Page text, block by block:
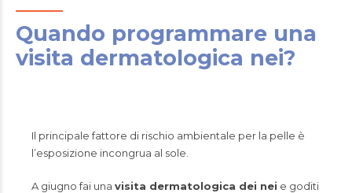
Quando programmare una
visita dermatologica nei?
Il principale fattore di rischio ambientale per la pelle è
l’esposizione incongrua al sole.
A giugno fai una visita dermatologica dei nei e goditi